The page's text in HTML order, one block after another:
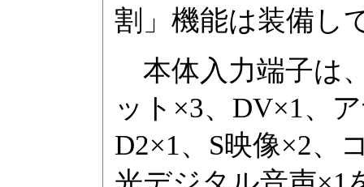
割」機能は装備し
本体入力端子は
ット×3、DV×1、
D2×1、S映像×2、